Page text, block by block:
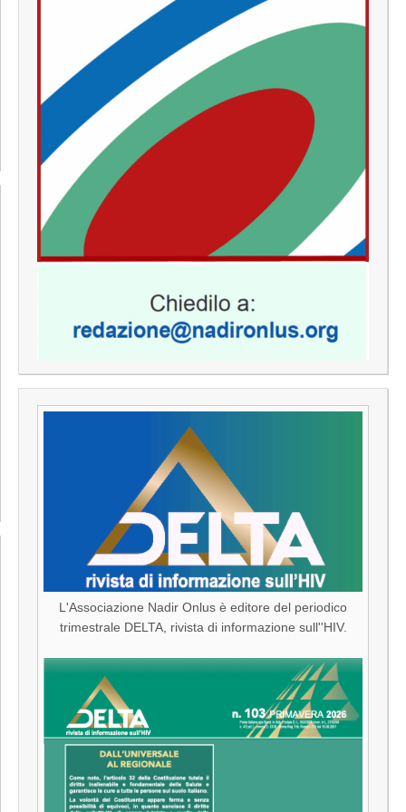
L'Associazione Nadir Onlus è editore del periodico
trimestrale DELTA, rivista di informazione sull''HIV.